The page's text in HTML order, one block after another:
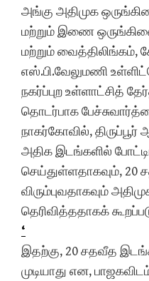
அங்கு அதிமுக
மற்றும் இணை
மற்றும் வைத்திலிங்கம்,
எஸ்.பி.வேலுமணி
நகர்ப்புற உள்ளாட்சித்
தொடர்பாக
நாகர்கோவில், திருப்பூர்
அதிக இடங்களில்
செய்துள்ளதாகவும், 20
விரும்புவதாகவும்
தெரிவித்ததாகக்
‘
இதற்கு, 20 சதவீத
முடியாது என,